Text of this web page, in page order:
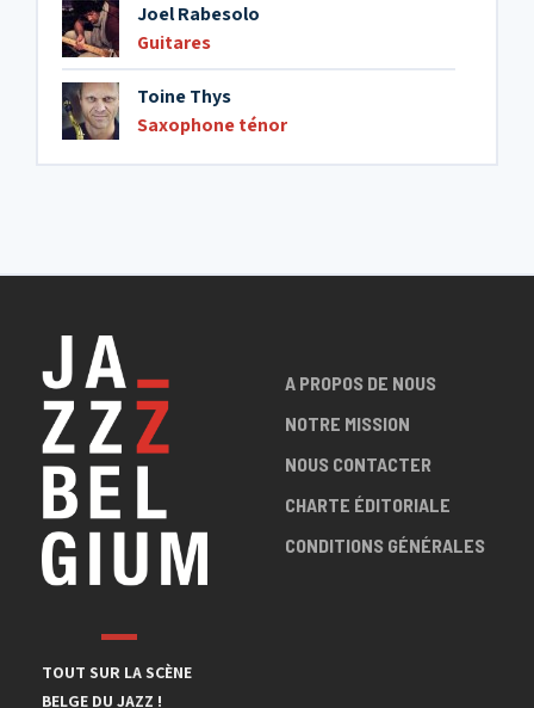
Joel Rabesolo
Guitares
Toine Thys
Saxophone ténor
TOUT SUR LA SCÈNE
BELGE DU JAZZ !
A PROPOS DE NOUS
NOTRE MISSION
NOUS CONTACTER
CHARTE ÉDITORIALE
CONDITIONS GÉNÉRALES